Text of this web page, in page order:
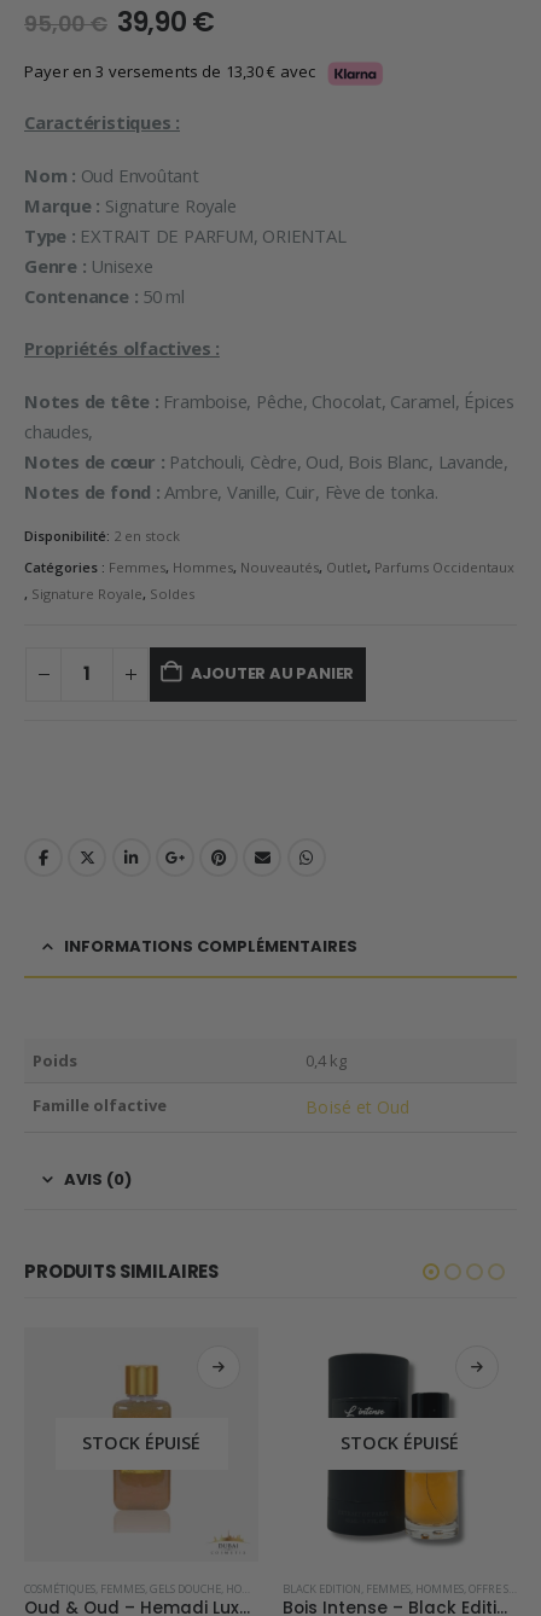
95,00€ Le
prix
initial
95,00 €.
39,90€Le
actuel
Payer en 3 versements de 13,30€ avec
Caractéristiques :
Nom : Oud Envoûtant
Marque : Signature Royale
Type : EXTRAIT DE PARFUM, ORIENTAL
Genre : Unisexe
Contenance : 50 ml
Propriétés olfactives :
Notes de tête : Framboise, Pêche, Chocolat, Caramel, Épices
chaudes,
Notes de cœur : Patchouli, Cèdre, Oud, Bois Blanc, Lavande,
Notes de fond : Ambre, Vanille, Cuir, Fève de tonka.
Disponibilité: 2 en stock
Catégories : Femmes, Hommes, Nouveautés, Outlet, Parfums Occidentaux
, Signature Royale, Soldes
AJOUTER AU PANIER
INFORMATIONS COMPLÉMENTAIRES
Poids 0,4 kg
Famille olfactive Boisé et Oud
AVIS (0)
PRODUITS SIMILAIRES
STOCK ÉPUISÉ
COSMÉTIQUES FEMMES GELS DOUCHE HOMMES
Oud & Oud – Hemadi Luxury Oud
STOCK ÉPUISÉ
BLACK EDITION FEMMES HOMMES OFFRE SPÉCIALE
Bois Intense – Black Edition